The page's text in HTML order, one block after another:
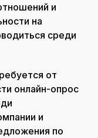
и
на
среди
от
онлайн-опрос
и
по